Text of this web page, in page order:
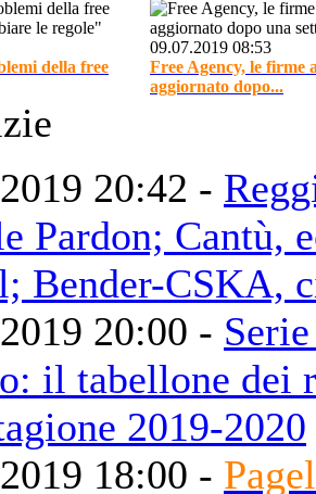
della free
09.07.2019 08:53
Free Agency, le firme
aggiornato dopo...
20:42 -
Pardon; Cantù,
Bender-CSKA,
20:00 -
il tabellone dei
2019-2020
18:00 -